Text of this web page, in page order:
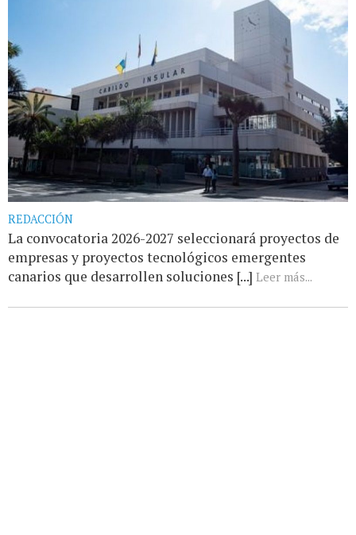
REDACCIÓN
La convocatoria 2026-2027 seleccionará proyectos de
empresas y proyectos tecnológicos emergentes
canarios que desarrollen soluciones [...] Leer más...